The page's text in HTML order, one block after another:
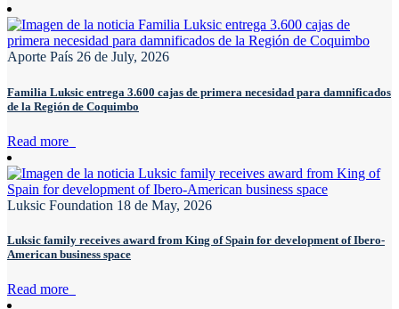
Aporte País 26 de July, 2026
Familia Luksic entrega 3.600 cajas de primera necesidad para damnificados
de la Región de Coquimbo
Read more
Luksic Foundation 18 de May, 2026
Luksic family receives award from King of Spain for development of Ibero-
American business space
Read more